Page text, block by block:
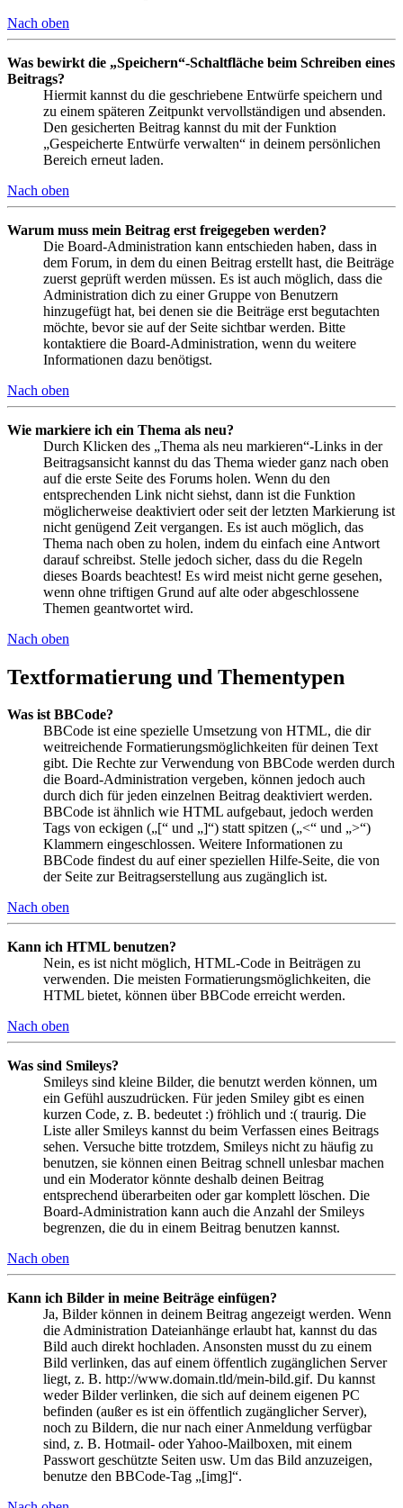
Nach oben
Was bewirkt die „Speichern“-Schaltfläche beim Schreiben eines
Beitrags?
Hiermit kannst du die geschriebene Entwürfe speichern und
zu einem späteren Zeitpunkt vervollständigen und absenden.
Den gesicherten Beitrag kannst du mit der Funktion
„Gespeicherte Entwürfe verwalten“ in deinem persönlichen
Bereich erneut laden.
Nach oben
Warum muss mein Beitrag erst freigegeben werden?
Die Board-Administration kann entschieden haben, dass in
dem Forum, in dem du einen Beitrag erstellt hast, die Beiträge
zuerst geprüft werden müssen. Es ist auch möglich, dass die
Administration dich zu einer Gruppe von Benutzern
hinzugefügt hat, bei denen sie die Beiträge erst begutachten
möchte, bevor sie auf der Seite sichtbar werden. Bitte
kontaktiere die Board-Administration, wenn du weitere
Informationen dazu benötigst.
Nach oben
Wie markiere ich ein Thema als neu?
Durch Klicken des „Thema als neu markieren“-Links in der
Beitragsansicht kannst du das Thema wieder ganz nach oben
auf die erste Seite des Forums holen. Wenn du den
entsprechenden Link nicht siehst, dann ist die Funktion
möglicherweise deaktiviert oder seit der letzten Markierung ist
nicht genügend Zeit vergangen. Es ist auch möglich, das
Thema nach oben zu holen, indem du einfach eine Antwort
darauf schreibst. Stelle jedoch sicher, dass du die Regeln
dieses Boards beachtest! Es wird meist nicht gerne gesehen,
wenn ohne triftigen Grund auf alte oder abgeschlossene
Themen geantwortet wird.
Nach oben
Textformatierung und Thementypen
Was ist BBCode?
BBCode ist eine spezielle Umsetzung von HTML, die dir
weitreichende Formatierungsmöglichkeiten für deinen Text
gibt. Die Rechte zur Verwendung von BBCode werden durch
die Board-Administration vergeben, können jedoch auch
durch dich für jeden einzelnen Beitrag deaktiviert werden.
BBCode ist ähnlich wie HTML aufgebaut, jedoch werden
Tags von eckigen („[“ und „]“) statt spitzen („<“ und „>“)
Klammern eingeschlossen. Weitere Informationen zu
BBCode findest du auf einer speziellen Hilfe-Seite, die von
der Seite zur Beitragserstellung aus zugänglich ist.
Nach oben
Kann ich HTML benutzen?
Nein, es ist nicht möglich, HTML-Code in Beiträgen zu
verwenden. Die meisten Formatierungsmöglichkeiten, die
HTML bietet, können über BBCode erreicht werden.
Nach oben
Was sind Smileys?
Smileys sind kleine Bilder, die benutzt werden können, um
ein Gefühl auszudrücken. Für jeden Smiley gibt es einen
kurzen Code, z. B. bedeutet :) fröhlich und :( traurig. Die
Liste aller Smileys kannst du beim Verfassen eines Beitrags
sehen. Versuche bitte trotzdem, Smileys nicht zu häufig zu
benutzen, sie können einen Beitrag schnell unlesbar machen
und ein Moderator könnte deshalb deinen Beitrag
entsprechend überarbeiten oder gar komplett löschen. Die
Board-Administration kann auch die Anzahl der Smileys
begrenzen, die du in einem Beitrag benutzen kannst.
Nach oben
Kann ich Bilder in meine Beiträge einfügen?
Ja, Bilder können in deinem Beitrag angezeigt werden. Wenn
die Administration Dateianhänge erlaubt hat, kannst du das
Bild auch direkt hochladen. Ansonsten musst du zu einem
Bild verlinken, das auf einem öffentlich zugänglichen Server
liegt, z. B. http://www.domain.tld/mein-bild.gif. Du kannst
weder Bilder verlinken, die sich auf deinem eigenen PC
befinden (außer es ist ein öffentlich zugänglicher Server),
noch zu Bildern, die nur nach einer Anmeldung verfügbar
sind, z. B. Hotmail- oder Yahoo-Mailboxen, mit einem
Passwort geschützte Seiten usw. Um das Bild anzuzeigen,
benutze den BBCode-Tag „[img]“.